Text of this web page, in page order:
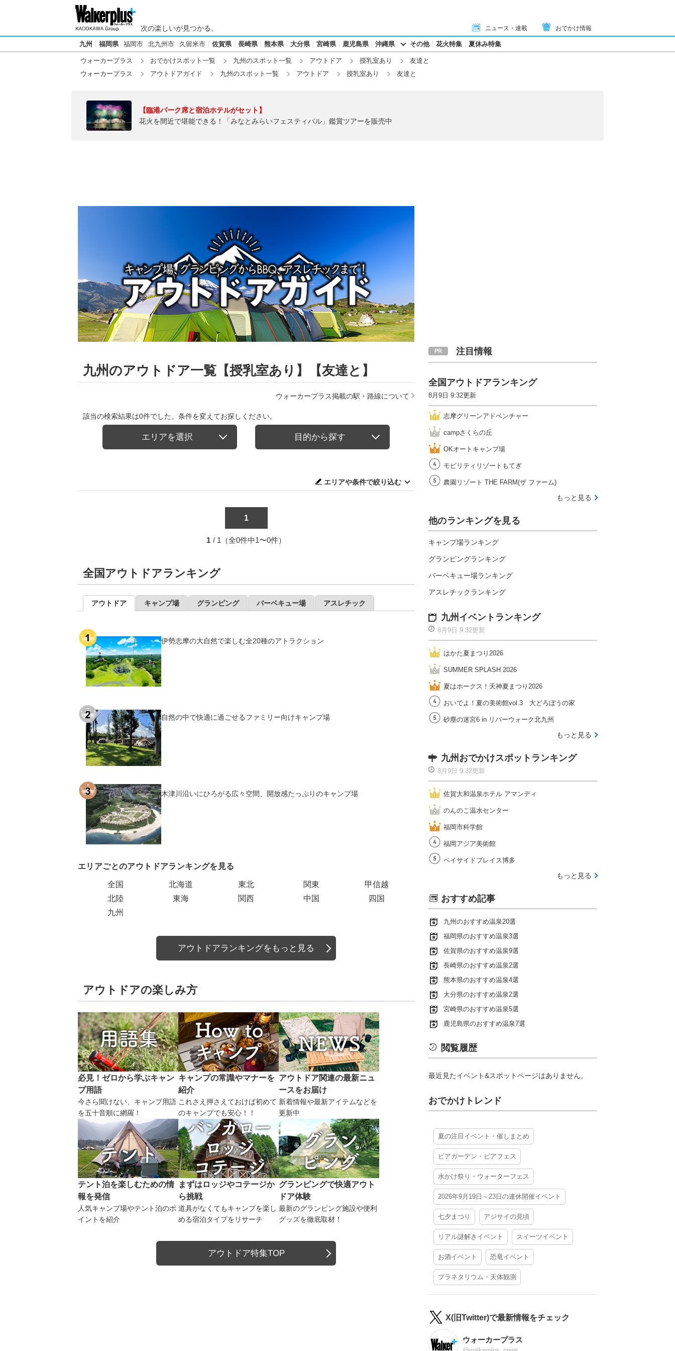
次の楽しいが見つかる。 ニュース・連載 おでかけ情報
九州 福岡県 福岡市 北九州市 久留米市 佐賀県 長崎県 熊本県 大分県 宮崎県 鹿児島県 沖縄県 その他 花火特集 夏休み特集
ウォーカープラス おでかけスポット一覧 九州のスポット一覧 アウトドア 授乳室あり
友達と
ウォーカープラス
アウトドアガイド 九州のスポット一覧 アウトドア 授乳室あり 友達と
【臨港パーク席と宿泊ホテルがセット】
花火を間近で堪能できる！「みなとみらいフェスティバル」鑑賞ツアーを販売中
九州のアウトドア一覧【授乳室あり】【友達と】
ウォーカープラス掲載の駅・路線について
該当の検索結果は0件でした。条件を変えてお探しください。
エリアを選択 目的から探す
エリアや条件で絞り込む
1
1 / 1（全0件中1〜0件）
全国アウトドアランキング
アウトドア キャンプ場 グランピング バーベキュー場 アスレチック
伊勢志摩の大自然で楽しむ全20種のアトラクション
自然の中で快適に過ごせるファミリー向けキャンプ場
木津川沿いにひろがる広々空間、開放感たっぷりのキャンプ場
エリアごとのアウトドアランキングを見る
全国 北海道 東北 関東
甲信越
北陸
東海 関西 中国
四国
九州
アウトドアランキングをもっと見る
伊勢志摩の大自然で楽しむ全20種のアトラクション
自然の中で快適に過ごせるファミリー向けキャンプ場
木津川沿いにひろがる広々空間、開放感たっぷりのキ
エリアごとのキャンプ場ランキングを見る
北陸
キャンプ場ランキングをもっと見る
アウトドアの楽しみ方
必見！ゼロから学ぶキャン
プ用語
今さら聞けない、キャンプ用語
を五十音順に網羅！
キャンプの常識やマナーを
紹介
これさえ押さえておけば初めて
のキャンプでも安心！！
アウトドア関連の最新ニュ
ースをお届け
新着情報や最新アイテムなどを
更新中
テント泊を楽しむための情
報を発信
人気キャンプ場やテント泊のポ
イントを紹介
まずはロッジやコテージか
ら挑戦
道具がなくてもキャンプを楽し
める宿泊タイプをリサーチ
グランピングで快適アウト
ドア体験
最新のグランピング施設や便利
グッズを徹底取材！
アウトドア特集TOP
注目情報
全国アウトドアランキング
8月9日 9:32更新
志摩グリーンアドベンチャー
campさくらの丘
OKオートキャンプ場
モビリティリゾートもてぎ
農園リゾート THE FARM(ザ ファーム)
もっと見る
他のランキングを見る
キャンプ場ランキング
グランピングランキング
バーベキュー場ランキング
アスレチックランキング
九州イベントランキング
8月9日 9:32更新
はかた夏まつり2026
SUMMER SPLASH 2026
夏はホークス！天神夏まつり2026
おいでよ！夏の美術館vol.3 大どろぼうの家
砂塵の迷宮6 in リバーウォーク北九州
もっと見る
九州おでかけスポットランキング
8月9日 9:32更新
佐賀大和温泉ホテル アマンディ
のんのこ温水センター
福岡市科学館
福岡アジア美術館
ベイサイドプレイス博多
もっと見る
おすすめ記事
九州のおすすめ温泉20選
福岡県のおすすめ温泉3選
佐賀県のおすすめ温泉9選
長崎県のおすすめ温泉2選
熊本県のおすすめ温泉4選
大分県のおすすめ温泉2選
宮崎県のおすすめ温泉5選
鹿児島県のおすすめ温泉7選
閲覧履歴
最近見たイベント&スポットページはありません。
おでかけトレンド
夏の注目イベント・催しまとめ
ビアガーデン・ビアフェス
水かけ祭り・ウォーターフェス
2026年9月19日～23日の連休開催イベント
七夕まつり アジサイの見頃
リアル謎解きイベント スイーツイベント
お酒イベント 恐竜イベント
プラネタリウム・天体観測
X(旧Twitter)で最新情報をチェック
ウォーカープラス